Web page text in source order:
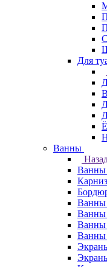
Для
Ванны
Ванны
Ванны
Ванны
Ванны
Ванны